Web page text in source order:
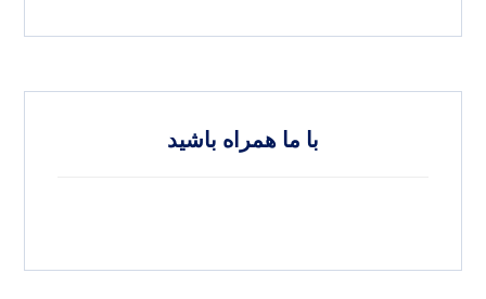
با ما همراه باشید